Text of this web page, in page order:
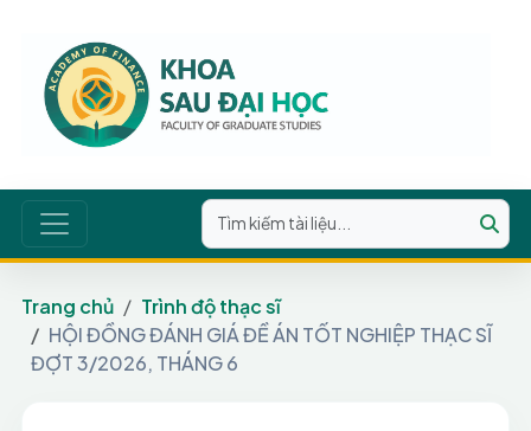
Trang chủ
Trình độ thạc sĩ
HỘI ĐỒNG ĐÁNH GIÁ ĐỀ ÁN TỐT NGHIỆP THẠC SĨ
ĐỢT 3/2026, THÁNG 6